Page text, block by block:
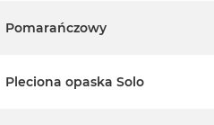
Pomarańczowy
Pleciona opaska Solo